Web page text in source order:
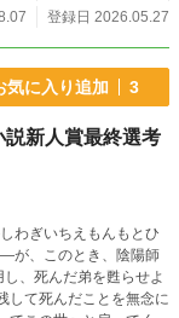
登録日 2026.05.27
気に入り追加 3
新人賞最終選考
わぎいちえもんもとひ
が、このとき、陰陽師
、死んだ弟を甦らせよ
して死んだことを無念に